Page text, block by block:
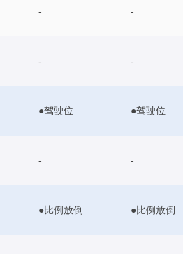
- -
- -
●驾驶位 ●驾驶位
- -
●比例放倒 ●比例放倒